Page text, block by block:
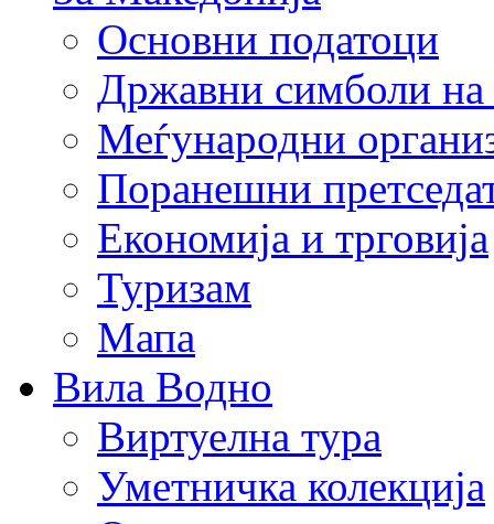
Основни податоци
Државни симболи
Меѓународни
Поранешни
Економија и трговија
Туризам
Мапа
Вила Водно
Виртуелна тура
Уметничка колекција